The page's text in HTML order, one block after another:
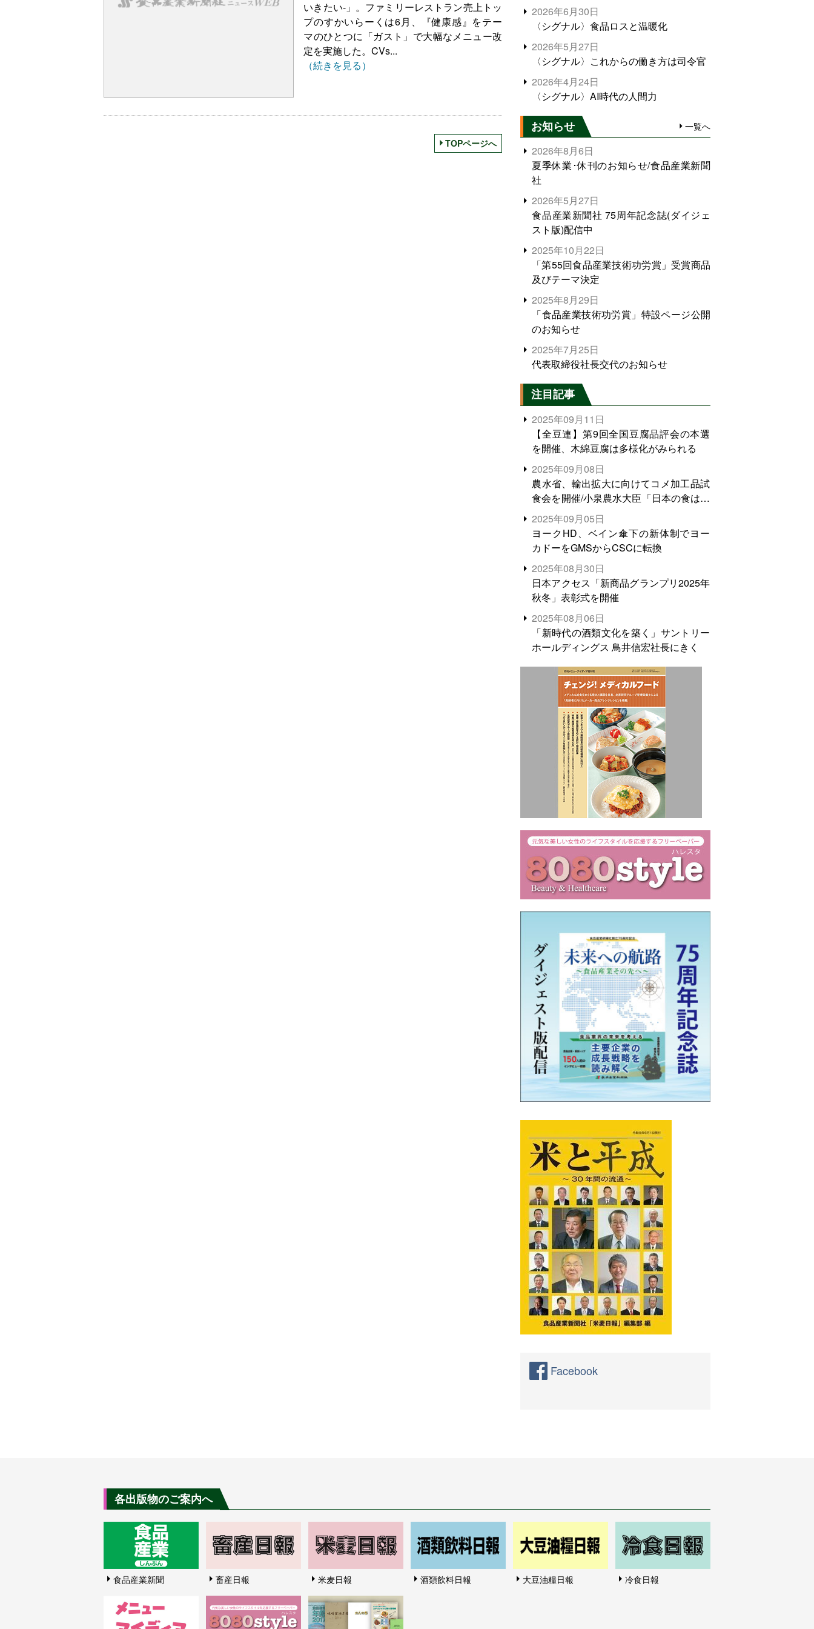
いきたい-」。ファミリーレストラン売上トッ
プのすかいらーくは6月、『健康感』をテー
マのひとつに「ガスト」で大幅なメニュー改
定を実施した。CVs...
（続きを見る）
TOPページへ
2026年6月30日
〈シグナル〉食品ロスと温暖化
2026年5月27日
〈シグナル〉これからの働き方は司令官
2026年4月24日
〈シグナル〉AI時代の人間力
お知らせ 一覧へ
2026年8月6日
夏季休業･休刊のお知らせ/食品産業新聞
社
2026年5月27日
食品産業新聞社 75周年記念誌(ダイジェ
スト版)配信中
2025年10月22日
「第55回食品産業技術功労賞」受賞商品
及びテーマ決定
2025年8月29日
「食品産業技術功労賞」特設ページ公開
のお知らせ
2025年7月25日
代表取締役社長交代のお知らせ
注目記事
2025年09月11日
【全豆連】第9回全国豆腐品評会の本選
を開催、木綿豆腐は多様化がみられる
2025年09月08日
農水省、輸出拡大に向けてコメ加工品試
食会を開催/小泉農水大臣「日本の食は世
界でトップをとれる。米増産に向けて、
米輸出需要の拡大を」
2025年09月05日
ヨークHD、ベイン傘下の新体制でヨー
カドーをGMSからCSCに転換
2025年08月30日
日本アクセス「新商品グランプリ2025年
秋冬」表彰式を開催
2025年08月06日
「新時代の酒類文化を築く」サントリー
ホールディングス 鳥井信宏社長にきく
Facebook
各出版物のご案内へ
食品産業新聞 畜産日報 米麦日報 酒類飲料日報 大豆油糧日報 冷食日報